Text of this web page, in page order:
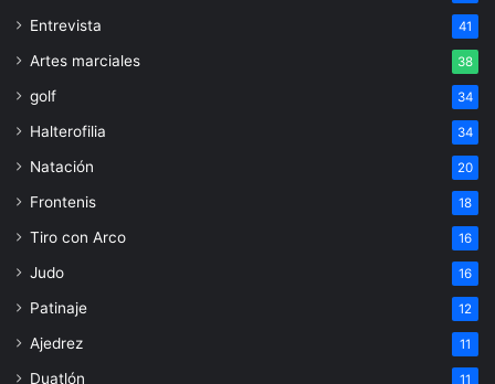
Entrevista 41
Artes marciales 38
golf 34
Halterofilia 34
Natación 20
Frontenis 18
Tiro con Arco 16
Judo 16
Patinaje 12
Ajedrez 11
Duatlón 11